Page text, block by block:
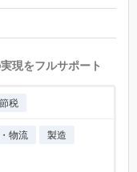
現をフルサポート
節税
物流
製造